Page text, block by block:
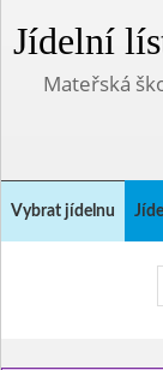
Jídelní
Mateřská
Vybrat jídelnu